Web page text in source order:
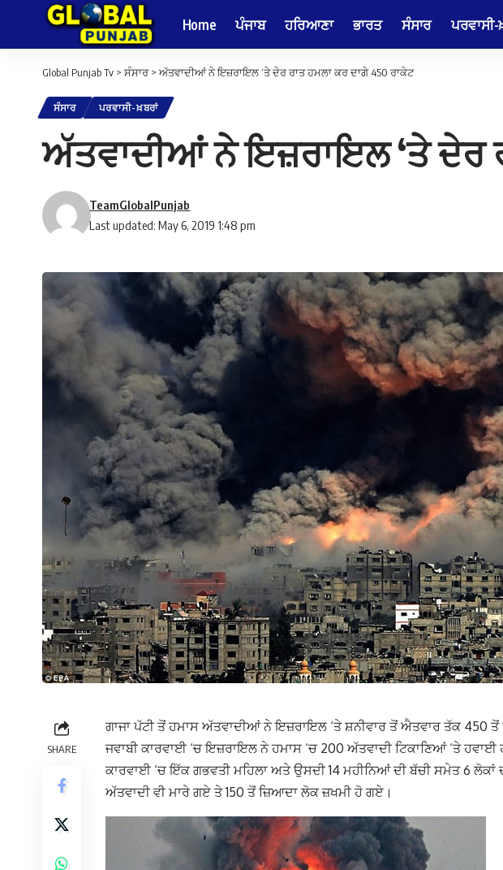
Home ਪੰਜਾਬ ਹਰਿਆਣਾ ਭਾਰਤ ਸੰਸਾਰ ਪਰਵਾਸੀ-
Global Punjab Tv > ਸੰਸਾਰ> ਅੱਤਵਾਦੀਆਂ ਨੇ ਇਜ਼ਰਾਇਲ ‘ਤੇ ਦੇਰ ਰਾਤ ਹਮਲਾ ਕਰ ਦਾਗੇ 450 ਰਾਕੇਟ
ਸੰਸਾਰ ਪਰਵਾਸੀ-ਖ਼ਬਰਾਂ
ਅੱਤਵਾਦੀਆਂ ਨੇ ਇਜ਼ਰਾਇਲ ‘ਤੇ ਦੇਰ
Last updated: May 6, 2019 1:48 pm
TeamGlobalPunjab
SHARE
ਗਾਜਾ ਪੱਟੀ ਤੋਂ ਹਮਾਸ ਅੱਤਵਾਦੀਆਂ ਨੇ ਇਜ਼ਰਾਇਲ ‘ਤੇ ਸ਼ਨੀਵਾਰ ਤੋਂ ਐਤਵਾਰ ਤੱਕ 450
ਜਵਾਬੀ ਕਾਰਵਾਈ ‘ਚ ਇਜ਼ਰਾਇਲ ਨੇ ਹਮਾਸ ‘ਚ 200 ਅੱਤਵਾਦੀ ਟਿਕਾਣਿਆਂ ‘ਤੇ
ਕਾਰਵਾਈ ‘ਚ ਇੱਕ ਗਭਵਤੀ ਮਹਿਲਾ ਅਤੇ ਉਸਦੀ 14 ਮਹੀਨਿਆਂ ਦੀ ਬੱਚੀ ਸਮੇਤ 6
ਅੱਤਵਾਦੀ ਵੀ ਮਾਰੇ ਗਏ ਤੇ 150 ਤੋਂ ਜ਼ਿਆਦਾ ਲੋਕ ਜ਼ਖਮੀ ਹੋ ਗਏ।